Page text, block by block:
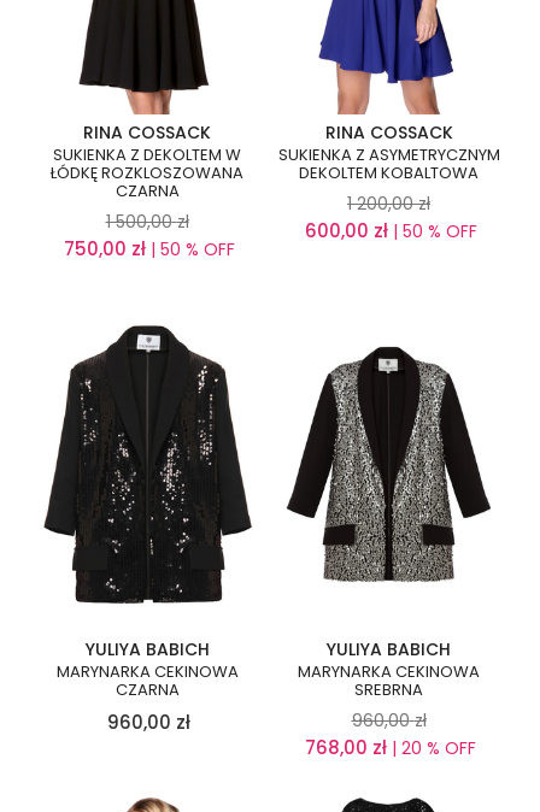
RINA COSSACK
SUKIENKA Z DEKOLTEM W
ŁÓDKĘ ROZKLOSZOWANA
CZARNA
1 500,00 zł
750,00 zł| 50 % OFF
RINA COSSACK
SUKIENKA Z ASYMETRYCZNYM
DEKOLTEM KOBALTOWA
1 200,00 zł
600,00 zł| 50 % OFF
YULIYA BABICH
MARYNARKA CEKINOWA
CZARNA
960,00 zł
YULIYA BABICH
MARYNARKA CEKINOWA
SREBRNA
960,00 zł
768,00 zł | 20 % OFF